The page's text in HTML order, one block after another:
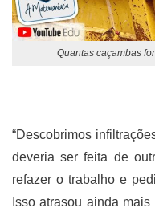
Quantas caçambas
“Descobrimos
deveria ser feita de
refazer o trabalho e
Isso atrasou ainda